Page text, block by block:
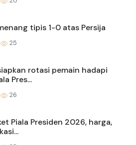
tipis 1-0 atas Persija
25
rotasi pemain hadapi
Pres...
26
Piala Presiden 2026, harga,